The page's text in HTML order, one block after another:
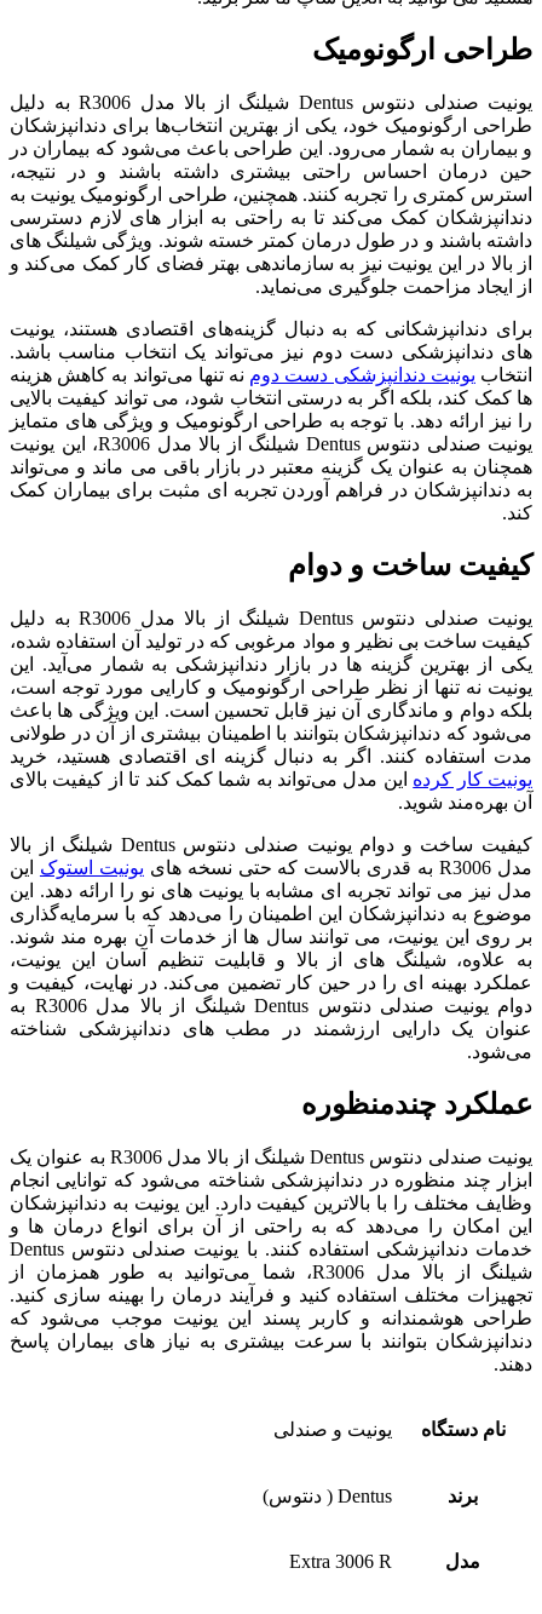
طراحی ارگونومیک
یونیت صندلی دنتوس Dentus شیلنگ از بالا مدل R3006 به دلیل
طراحی ارگونومیک خود، یکی از بهترین انتخاب‌ها برای دندانپزشکان
و بیماران به شمار می‌رود. این طراحی باعث می‌شود که بیماران در
حین درمان احساس راحتی بیشتری داشته باشند و در نتیجه،
استرس کمتری را تجربه کنند. همچنین، طراحی ارگونومیک یونیت به
دندانپزشکان کمک می‌کند تا به راحتی به ابزار های لازم دسترسی
داشته باشند و در طول درمان کمتر خسته شوند. ویژگی شیلنگ‌ های
از بالا در این یونیت نیز به سازماندهی بهتر فضای کار کمک می‌کند و
از ایجاد مزاحمت جلوگیری می‌نماید.
برای دندانپزشکانی که به دنبال گزینه‌های اقتصادی هستند، یونیت
های دندانپزشکی دست دوم نیز می‌تواند یک انتخاب مناسب باشد.
انتخاب یونیت دندانپزشکی دست دوم نه تنها می‌تواند به کاهش هزینه‌
ها کمک کند، بلکه اگر به درستی انتخاب شود، می‌ تواند کیفیت بالایی
را نیز ارائه دهد. با توجه به طراحی ارگونومیک و ویژگی ‌های متمایز
یونیت صندلی دنتوس Dentus شیلنگ از بالا مدل R3006، این یونیت
همچنان به عنوان یک گزینه معتبر در بازار باقی می ماند و می‌تواند
به دندانپزشکان در فراهم آوردن تجربه‌ ای مثبت برای بیماران کمک
کند.
کیفیت ساخت و دوام
یونیت صندلی دنتوس Dentus شیلنگ از بالا مدل R3006 به دلیل
کیفیت ساخت بی ‌نظیر و مواد مرغوبی که در تولید آن استفاده شده،
یکی از بهترین گزینه‌ ها در بازار دندانپزشکی به شمار می‌آید. این
یونیت نه تنها از نظر طراحی ارگونومیک و کارایی مورد توجه است،
بلکه دوام و ماندگاری آن نیز قابل تحسین است. این ویژگی ‌ها باعث
می‌شود که دندانپزشکان بتوانند با اطمینان بیشتری از آن در طولانی
‌مدت استفاده کنند. اگر به دنبال گزینه ‌ای اقتصادی هستید، خرید
یونیت کار کرده این مدل می‌تواند به شما کمک کند تا از کیفیت بالای
آن بهره‌مند شوید.
کیفیت ساخت و دوام یونیت صندلی دنتوس Dentus شیلنگ از بالا
مدل R3006 به قدری بالاست که حتی نسخه‌ های
یونیت استوک این
مدل نیز می ‌تواند تجربه‌ ای مشابه با یونیت ‌های نو را ارائه دهد. این
موضوع به دندانپزشکان این اطمینان را می‌دهد که با سرمایه‌گذاری
بر روی این یونیت، می ‌توانند سال‌ ها از خدمات آن بهره‌ مند شوند.
به علاوه، شیلنگ ‌های از بالا و قابلیت تنظیم آسان این یونیت،
عملکرد بهینه ‌ای را در حین کار تضمین می‌کند. در نهایت، کیفیت و
دوام یونیت صندلی دنتوس Dentus شیلنگ از بالا مدل R3006 به
عنوان یک دارایی ارزشمند در مطب ‌های دندانپزشکی شناخته
می‌شود.
عملکرد چندمنظوره
یونیت صندلی دنتوس Dentus شیلنگ از بالا مدل R3006 به عنوان یک
ابزار چند منظوره در دندانپزشکی شناخته می‌شود که توانایی انجام
وظایف مختلف را با بالاترین کیفیت دارد. این یونیت به دندانپزشکان
این امکان را می‌دهد که به راحتی از آن برای انواع درمان‌ ها و
خدمات دندانپزشکی استفاده کنند. با یونیت صندلی دنتوس Dentus
شیلنگ از بالا مدل R3006، شما می‌توانید به طور همزمان از
تجهیزات مختلف استفاده کنید و فرآیند درمان را بهینه ‌سازی کنید.
طراحی هوشمندانه و کاربر پسند این یونیت موجب می‌شود که
دندانپزشکان بتوانند با سرعت بیشتری به نیاز های بیماران پاسخ
دهند.
نام دستگاه یونیت و صندلی
برند Dentus ( دنتوس)
مدل Extra 3006 R